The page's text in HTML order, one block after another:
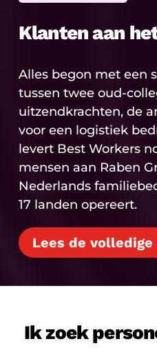
Klanten aan
Alles begon met een
tussen twee oud-
uitzendkrachten, de
voor een logistiek
levert Best Workers
mensen aan Raben
Nederlands
17 landen opereert.
Lees de volledige
Ik zoek